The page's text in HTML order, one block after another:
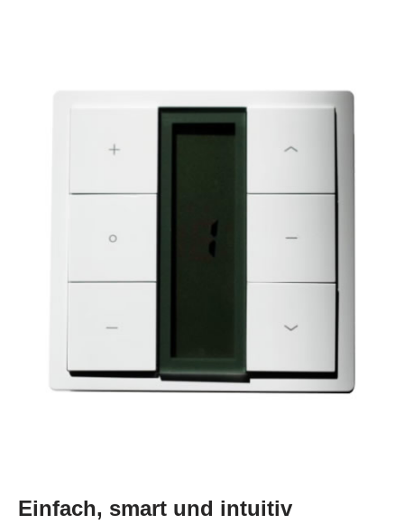
Einfach, smart und intuitiv